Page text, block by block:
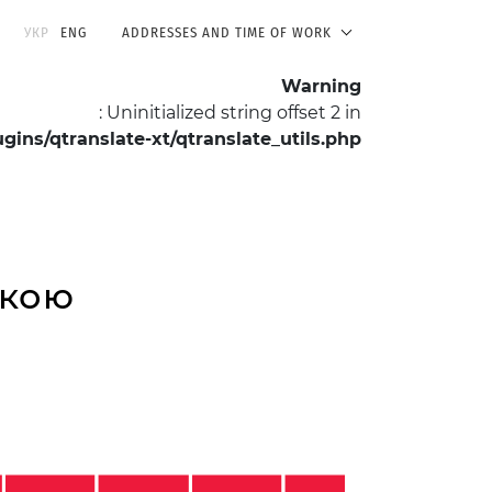
УКР ENG ADDRESSES AND TIME OF WORK
Warning
: Uninitialized string offset 2 in
qtranslate-xt/qtranslate_utils.php